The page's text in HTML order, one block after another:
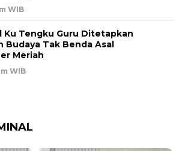
WIB
Ku Tengku Guru Ditetapkan
Budaya Tak Benda Asal
Meriah
WIB